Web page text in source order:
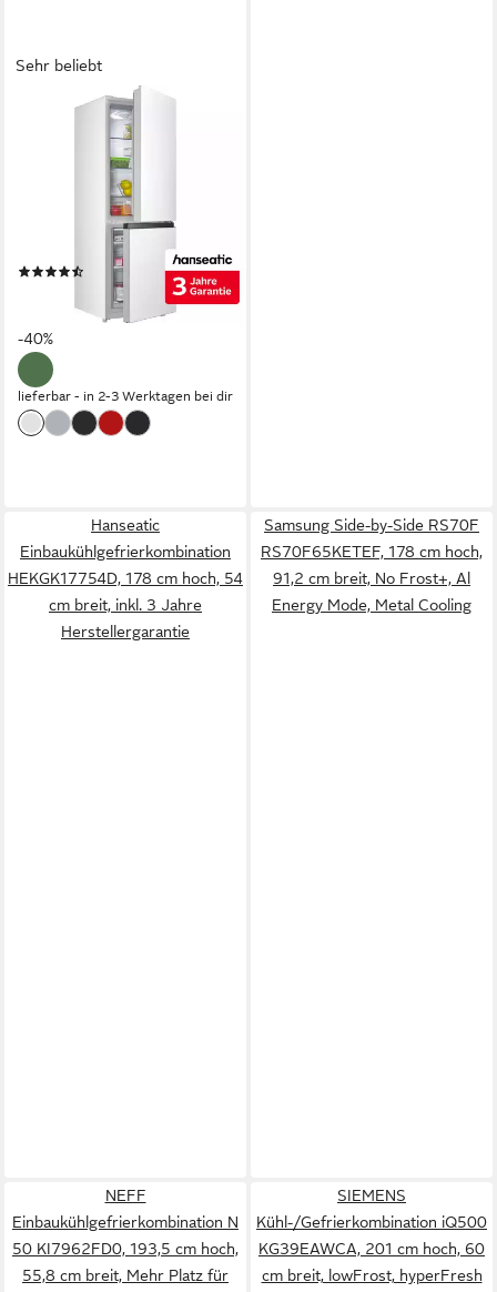
Sehr beliebt
HANSEATIC
Kühl-/Gefrierkombination
HKGK14349CW
49,5 x 143 x 56,2 cm
Kapazität Kühlen
Kapazität Frieren
(1140)
UVP549,00 €
mtl. in 24 Raten
-40%
lieferbar - in 2-3 Werktagen bei dir
Hanseatic
Einbaukühlgefrierkombination
HEKGK17754D, 178 cm hoch, 54
cm breit, inkl. 3 Jahre
Herstellergarantie
Samsung Side-by-Side RS70F
RS70F65KETEF, 178 cm hoch,
91,2 cm breit, No Frost+, Al
Energy Mode, Metal Cooling
NEFF
Einbaukühlgefrierkombination N
50 KI7962FD0, 193,5 cm hoch,
55,8 cm breit, Mehr Platz für
SIEMENS
Kühl-/Gefrierkombination iQ500
KG39EAWCA, 201 cm hoch, 60
cm breit, lowFrost, hyperFresh